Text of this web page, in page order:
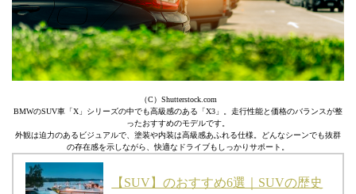
（C）Shutterstock.com
BMWのSUV車「X」シリーズの中でも高級感のある「X3」。走行性能と価格のバランスが整
ったおすすめのモデルです。
外観は迫力のあるビジュアルで、塗装や内装は高級感あふれる仕様。どんなシーンでも抜群
の存在感を示しながら、快適なドライブもしっかりサポート。
【SUV】のおすすめ6選｜SUVの歴史